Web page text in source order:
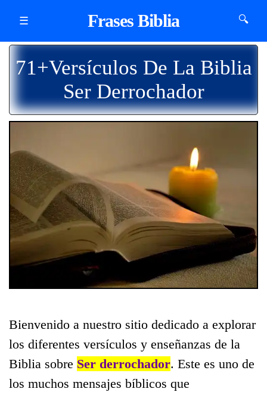
☰ Frases Biblia 🔍
71+Versículos De La Biblia
Ser Derrochador
Bienvenido a nuestro sitio dedicado a explorar
los diferentes versículos y enseñanzas de la
Biblia sobre Ser derrochador. Este es uno de
los muchos mensajes bíblicos que